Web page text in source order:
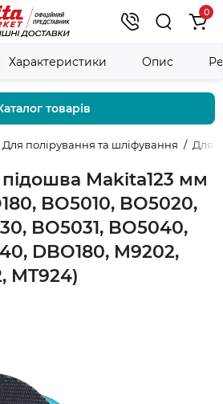
0
товарів
Для полірування та шліфування Для
Makita123 мм
BO5010, BO5020,
BO5031, BO5040,
DBO180, M9202,
MT924)
Характеристики Опис